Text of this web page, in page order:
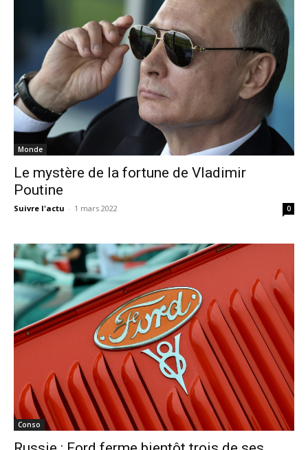
Monde
Le mystère de la fortune de Vladimir
Poutine
Suivre l'actu - 1 mars 2022 0
Conso